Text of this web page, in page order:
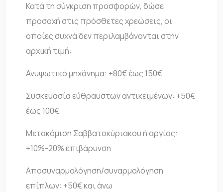
Κατά τη σύγκριση προσφορών, δώσε
προσοχή στις πρόσθετες χρεώσεις, οι
οποίες συχνά δεν περιλαμβάνονται στην
αρχική τιμή:
Ανυψωτικό μηχάνημα: +80€ έως 150€
Συσκευασία εύθραυστων αντικειμένων: +50€
έως 100€
Μετακόμιση Σαββατοκύριακου ή αργίας:
+10%-20% επιβάρυνση
Αποσυναρμολόγηση/συναρμολόγηση
επίπλων: +50€ και άνω